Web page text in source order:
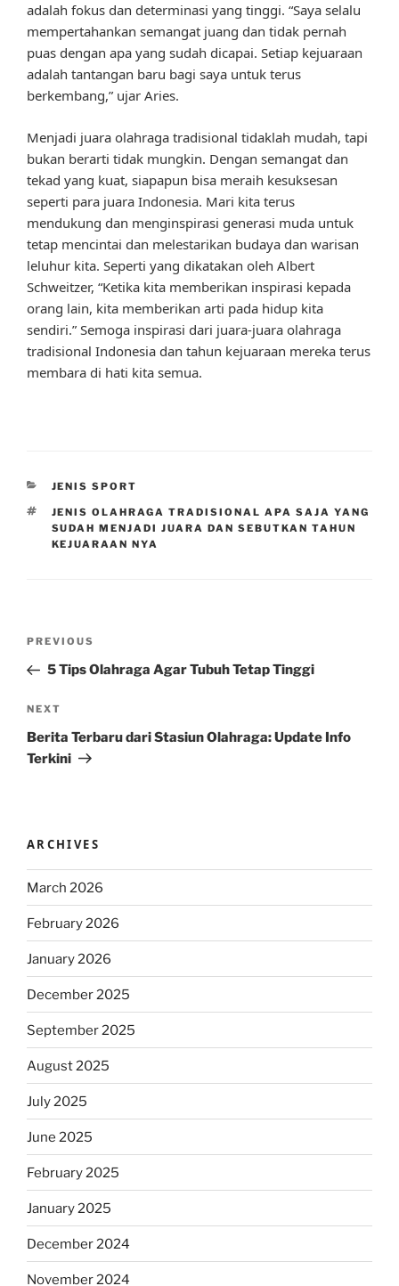
adalah fokus dan determinasi yang tinggi. “Saya selalu
mempertahankan semangat juang dan tidak pernah
puas dengan apa yang sudah dicapai. Setiap kejuaraan
adalah tantangan baru bagi saya untuk terus
berkembang,” ujar Aries.
Menjadi juara olahraga tradisional tidaklah mudah, tapi
bukan berarti tidak mungkin. Dengan semangat dan
tekad yang kuat, siapapun bisa meraih kesuksesan
seperti para juara Indonesia. Mari kita terus
mendukung dan menginspirasi generasi muda untuk
tetap mencintai dan melestarikan budaya dan warisan
leluhur kita. Seperti yang dikatakan oleh Albert
Schweitzer, “Ketika kita memberikan inspirasi kepada
orang lain, kita memberikan arti pada hidup kita
sendiri.” Semoga inspirasi dari juara-juara olahraga
tradisional Indonesia dan tahun kejuaraan mereka terus
membara di hati kita semua.
CATEGORIES
JENIS SPORT
TAGS
JENIS OLAHRAGA TRADISIONAL APA SAJA YANG
SUDAH MENJADI JUARA DAN SEBUTKAN TAHUN
KEJUARAAN NYA
Previous
Post
PREVIOUS
5 Tips Olahraga Agar Tubuh Tetap Tinggi
Next
Post
NEXT
Berita Terbaru dari Stasiun Olahraga: Update Info
Terkini
ARCHIVES
March 2026
February 2026
January 2026
December 2025
September 2025
August 2025
July 2025
June 2025
February 2025
January 2025
December 2024
November 2024